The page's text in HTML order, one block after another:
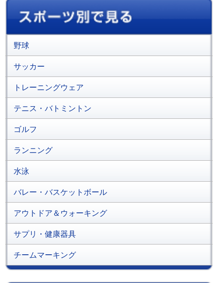
野球
サッカー
トレーニングウェア
テニス・バトミントン
ゴルフ
ランニング
水泳
バレー・バスケットボール
アウトドア＆ウォーキング
サプリ・健康器具
チームマーキング